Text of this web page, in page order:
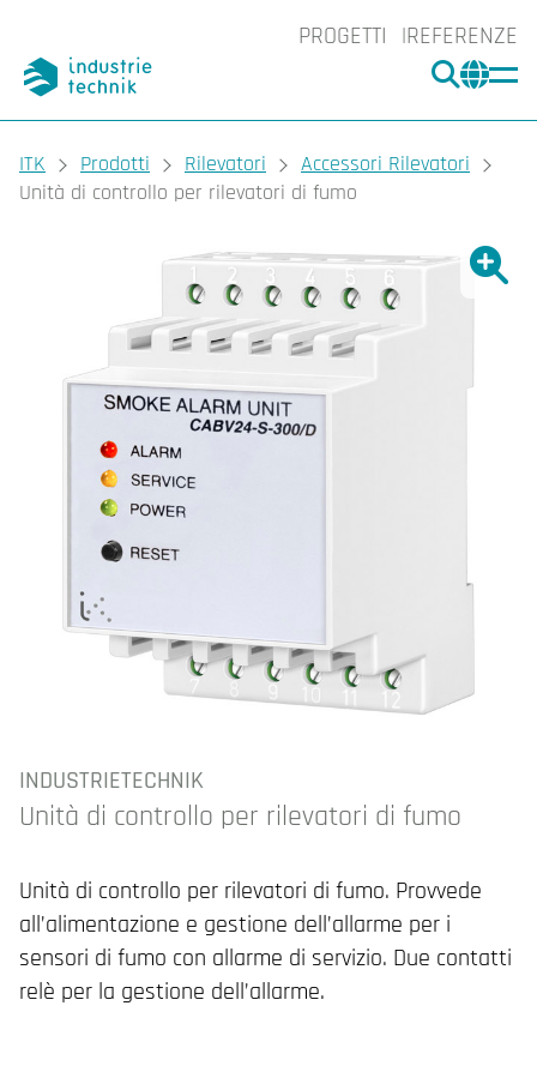
PROGETTI REFERENZE
CERCA
You are here:
ITK Prodotti Rilevatori
Accessori Rilevatori
Unità di controllo per rilevatori di fumo
INDUSTRIETECHNIK
Unità di controllo per rilevatori di fumo
Unità di controllo per rilevatori di fumo. Provvede
all’alimentazione e gestione dell’allarme per i
sensori di fumo con allarme di servizio. Due contatti
relè per la gestione dell’allarme.